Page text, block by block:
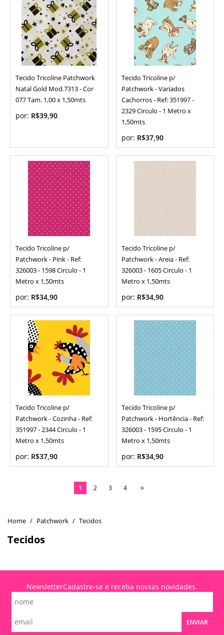
Patchwork Tecidos
Tecidos
Tecido Tricoline Patchwork
Natal Gold Mod.7313 - Cor
077 Tam. 1,00 x 1,50mts
por: R$39,90
Tecido Tricoline p/
Patchwork - Variados
Cachorros - Ref: 351997 -
2329 Circulo - 1 Metro x
1,50mts
por: R$37,90
Tecido Tricoline p/
Patchwork - Pink - Ref:
326003 - 1598 Circulo - 1
Metro x 1,50mts
por: R$34,90
Tecido Tricoline p/
Patchwork - Areia - Ref:
326003 - 1605 Circulo - 1
Metro x 1,50mts
por: R$34,90
Tecido Tricoline p/
Patchwork - Cozinha - Ref:
351997 - 2344 Circulo - 1
Metro x 1,50mts
por: R$37,90
Tecido Tricoline p/
Patchwork - Hortência - Ref:
326003 - 1595 Circulo - 1
Metro x 1,50mts
por: R$34,90
1 2 3 4
NewsletterCadastre-se e receba nossas novidades.
ENVIAR